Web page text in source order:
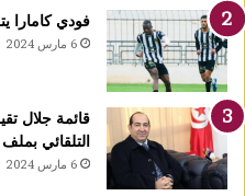
ث
ا
إ
فودي كامارا
6 مارس 2024
قائمة جلال
التلقائي
6 مارس 2024